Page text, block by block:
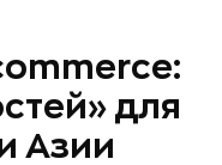
для
Азии